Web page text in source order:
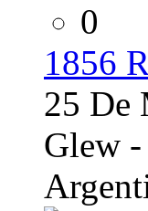
0
1856
25 De
Glew